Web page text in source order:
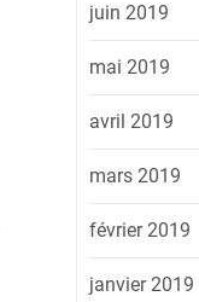
juin 2019
mai 2019
avril 2019
mars 2019
février 2019
janvier 2019